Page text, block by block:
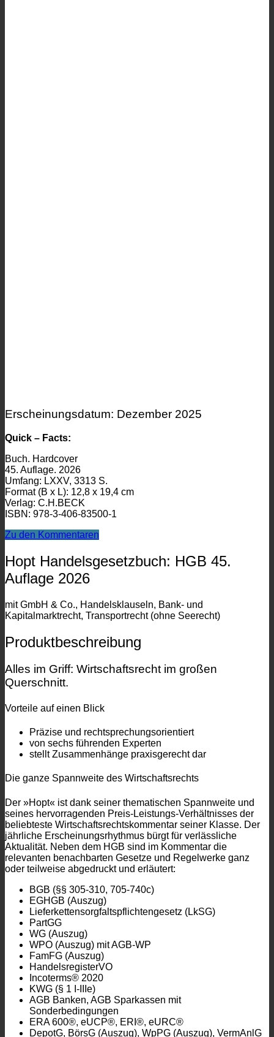
Erscheinungsdatum: Dezember 2025
Quick – Facts:
Buch. Hardcover
45. Auflage. 2026
Umfang: LXXV, 3313 S.
Format (B x L): 12,8 x 19,4 cm
Verlag: C.H.BECK
ISBN: 978-3-406-83500-1
Zu den Kommentaren
Hopt Handelsgesetzbuch: HGB 45.
Auflage 2026
mit GmbH & Co., Handelsklauseln, Bank- und
Kapitalmarktrecht, Transportrecht (ohne Seerecht)
Produktbeschreibung
Alles im Griff: Wirtschaftsrecht im großen
Querschnitt.
Vorteile auf einen Blick
Präzise und rechtsprechungsorientiert
von sechs führenden Experten
stellt Zusammenhänge praxisgerecht dar
Die ganze Spannweite des Wirtschaftsrechts
Der »Hopt« ist dank seiner thematischen Spannweite und
seines hervorragenden Preis-Leistungs-Verhältnisses der
beliebteste Wirtschaftsrechtskommentar seiner Klasse. Der
jährliche Erscheinungsrhythmus bürgt für verlässliche
Aktualität. Neben dem HGB sind im Kommentar die
relevanten benachbarten Gesetze und Regelwerke ganz
oder teilweise abgedruckt und erläutert:
BGB (§§ 305-310, 705-740c)
EGHGB (Auszug)
Lieferkettensorgfaltspflichtengesetz (LkSG)
PartGG
WG (Auszug)
WPO (Auszug) mit AGB-WP
FamFG (Auszug)
HandelsregisterVO
Incoterms® 2020
KWG (§ 1 I-IIIe)
AGB Banken, AGB Sparkassen mit
Sonderbedingungen
ERA 600®, eUCP®, ERI®, eURC®
DepotG, BörsG (Auszug), WpPG (Auszug), VermAnlG